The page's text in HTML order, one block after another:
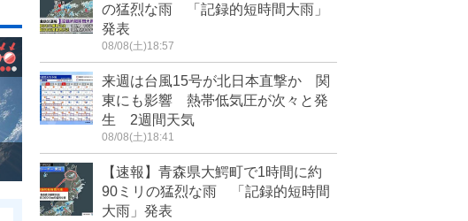
の猛烈な雨 「記録的短時間大雨」
発表
08/08(土)18:57
来週は台風15号が北日本直撃か 関
東にも影響 熱帯低気圧が次々と発
生 2週間天気
08/08(土)18:41
【速報】青森県大鰐町で1時間に約
90ミリの猛烈な雨 「記録的短時間
大雨」発表